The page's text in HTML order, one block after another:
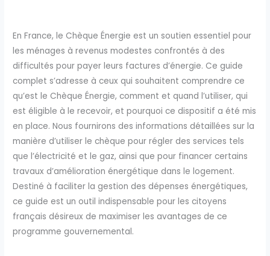
En France, le Chèque Énergie est un soutien essentiel pour
les ménages à revenus modestes confrontés à des
difficultés pour payer leurs factures d’énergie. Ce guide
complet s’adresse à ceux qui souhaitent comprendre ce
qu’est le Chèque Énergie, comment et quand l’utiliser, qui
est éligible à le recevoir, et pourquoi ce dispositif a été mis
en place. Nous fournirons des informations détaillées sur la
manière d’utiliser le chèque pour régler des services tels
que l’électricité et le gaz, ainsi que pour financer certains
travaux d’amélioration énergétique dans le logement.
Destiné à faciliter la gestion des dépenses énergétiques,
ce guide est un outil indispensable pour les citoyens
français désireux de maximiser les avantages de ce
programme gouvernemental.